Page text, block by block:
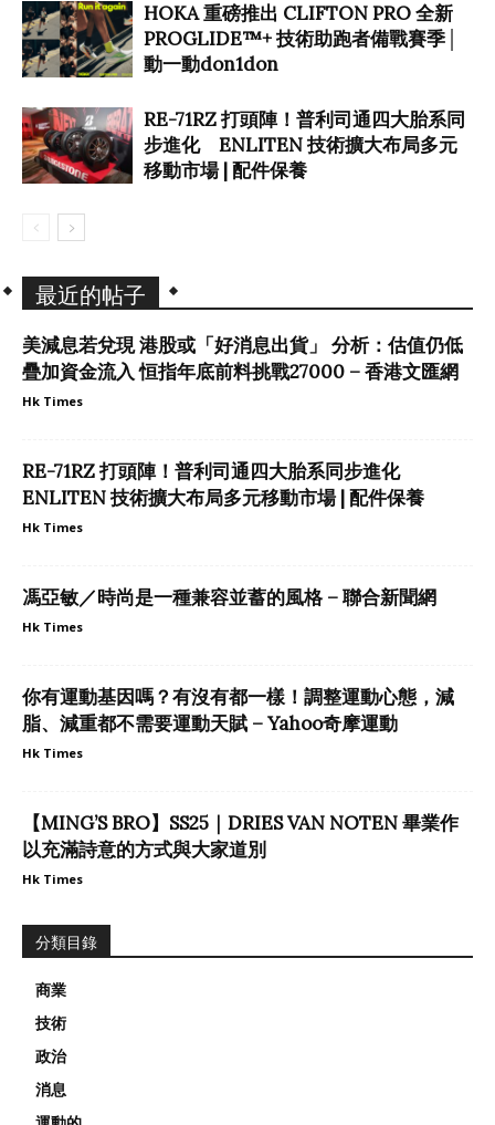
HOKA 重磅推出 CLIFTON PRO 全新
PROGLIDE™+ 技術助跑者備戰賽季│
動一動don1don
RE-71RZ 打頭陣！普利司通四大胎系同
步進化 ENLITEN 技術擴大布局多元
移動市場 | 配件保養
最近的帖子
美減息若兌現 港股或「好消息出貨」 分析：估值仍低
疊加資金流入 恒指年底前料挑戰27000 – 香港文匯網
Hk Times
RE-71RZ 打頭陣！普利司通四大胎系同步進化
ENLITEN 技術擴大布局多元移動市場 | 配件保養
Hk Times
馮亞敏／時尚是一種兼容並蓄的風格 – 聯合新聞網
Hk Times
你有運動基因嗎？有沒有都一樣！調整運動心態，減
脂、減重都不需要運動天賦 – Yahoo奇摩運動
Hk Times
【MING’S BRO】SS25｜DRIES VAN NOTEN 畢業作
以充滿詩意的方式與大家道別
Hk Times
分類目錄
商業
技術
政治
消息